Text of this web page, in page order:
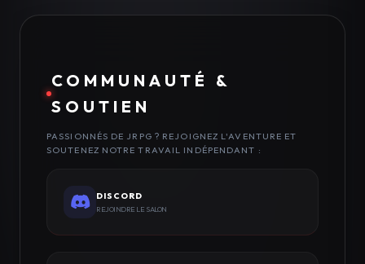
COMMUNAUTÉ &
SOUTIEN
PASSIONNÉS DE JRPG ? REJOIGNEZ L'AVENTURE ET
SOUTENEZ NOTRE TRAVAIL INDÉPENDANT :
DISCORD
REJOINDRE LE SALON